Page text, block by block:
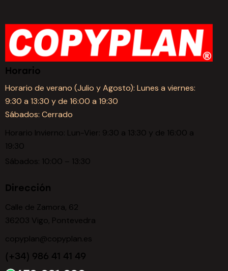
Horario
Horario de verano (Julio y Agosto): Lunes a viernes:
9:30 a 13:30 y de 16:00 a 19:30
Sábados: Cerrado
Horario Invierno: Lun-Vier: 9:30 a 13:30 y de 16:00 a
19:30
Sábados: 10:00 – 13:30
Calle de Zamora, 62
36203 Vigo, Pontevedra
copyplan@copyplan.es
(+34) 986 41 41 49
670 081 030